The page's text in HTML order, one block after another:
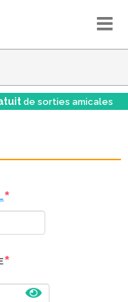
de sorties amicales